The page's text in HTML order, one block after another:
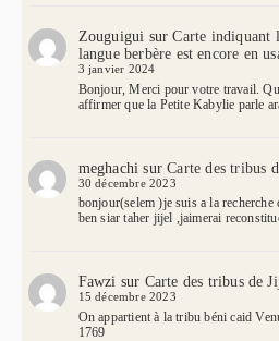
Zouguigui surCarte indiquant
langue berbère est encore en
3 janvier 2024
Bonjour, Merci pour votre travail.
affirmer que la Petite Kabylie parle
meghachi surCarte des tribus
30 décembre 2023
bonjour(selem )je suis a la
ben siar taher jijel ,jaimerai
Fawzi sur Carte des tribus de
15 décembre 2023
On appartient à la tribu béni caid
1769